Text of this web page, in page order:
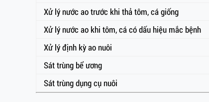
Xử lý nước ao trước khi thả tôm, cá giống
Xử lý nước ao khi tôm, cá có dấu hiệu mắc bệnh
Xử lý định kỳ ao nuôi
Sát trùng bể ương
Sát trùng dụng cụ nuôi